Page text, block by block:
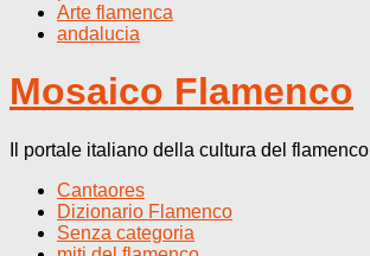
Arte flamenca
andalucia
Mosaico Flamenco
Il portale italiano della cultura del flamenco
Cantaores
Dizionario Flamenco
Senza categoria